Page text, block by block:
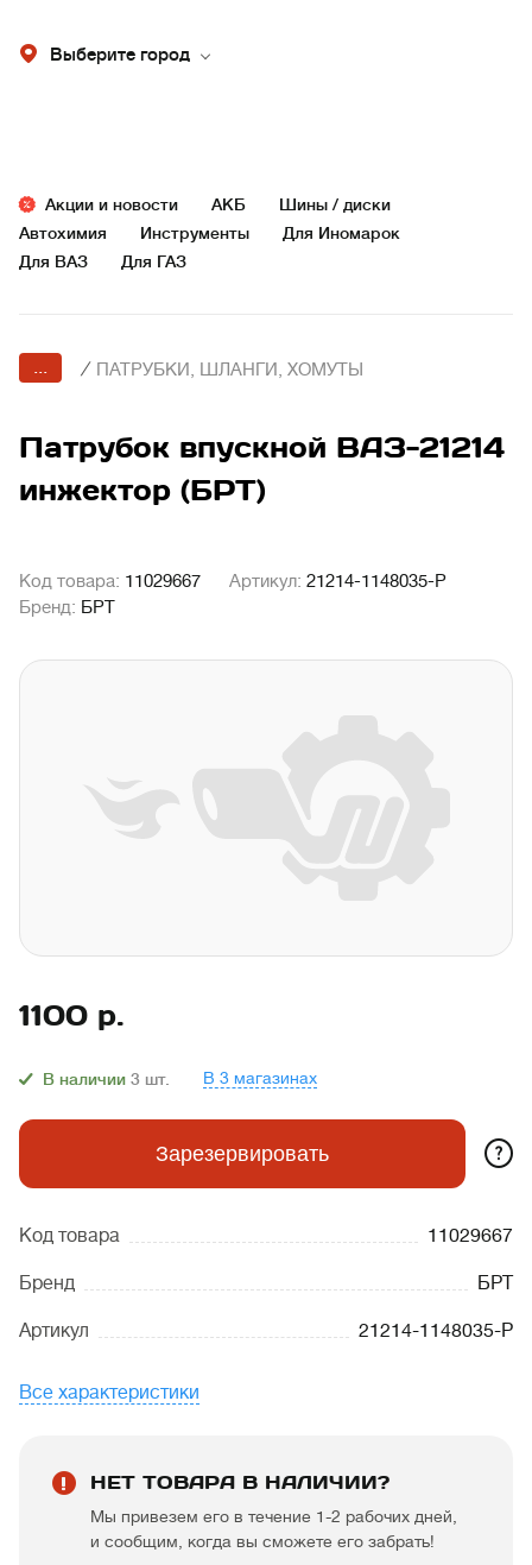
Выберите город
Акции и новости АКБ
Шины / диски
Автохимия
Инструменты
Для Иномарок
Для ВАЗ
Для ГАЗ
... / ПАТРУБКИ, ШЛАНГИ, ХОМУТЫ
Патрубок впускной ВАЗ-21214
инжектор (БРТ)
Код товара: 11029667 Артикул: 21214-1148035-Р
Бренд: БРТ
1100 р.
В наличии 3 шт. В 3 магазинах
Зарезервировать ?
Код товара 11029667
Бренд БРТ
Артикул 21214-1148035-Р
Все характеристики
НЕТ ТОВАРА В НАЛИЧИИ?
Мы привезем его в течение 1-2 рабочих дней,
и сообщим, когда вы сможете его забрать!